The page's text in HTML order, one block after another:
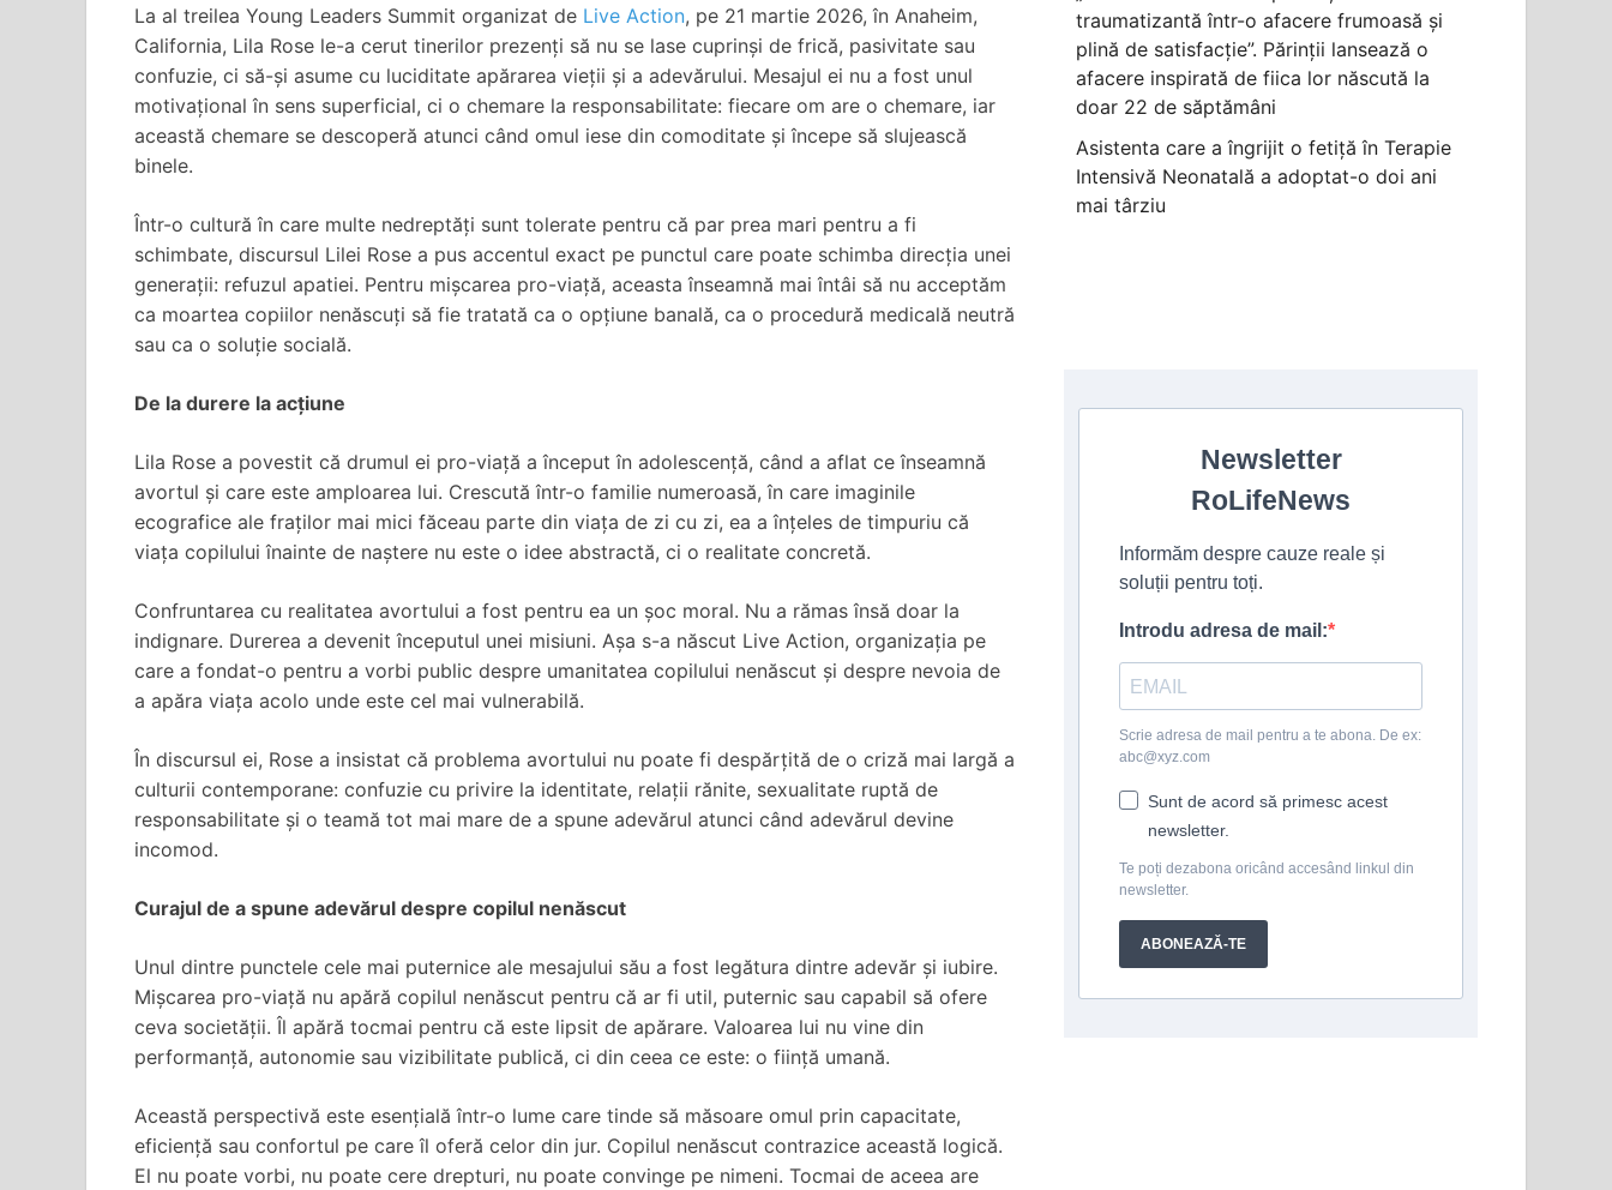
La al treilea Young Leaders Summit organizat de Live Action, pe 21 martie 2026, în Anaheim,
California, Lila Rose le-a cerut tinerilor prezenți să nu se lase cuprinși de frică, pasivitate sau
confuzie, ci să-și asume cu luciditate apărarea vieții și a adevărului. Mesajul ei nu a fost unul
motivațional în sens superficial, ci o chemare la responsabilitate: fiecare om are o chemare, iar
această chemare se descoperă atunci când omul iese din comoditate și începe să slujească
binele.
Într-o cultură în care multe nedreptăți sunt tolerate pentru că par prea mari pentru a fi
schimbate, discursul Lilei Rose a pus accentul exact pe punctul care poate schimba direcția unei
generații: refuzul apatiei. Pentru mișcarea pro-viață, aceasta înseamnă mai întâi să nu acceptăm
ca moartea copiilor nenăscuți să fie tratată ca o opțiune banală, ca o procedură medicală neutră
sau ca o soluție socială.
De la durere la acțiune
Lila Rose a povestit că drumul ei pro-viață a început în adolescență, când a aflat ce înseamnă
avortul și care este amploarea lui. Crescută într-o familie numeroasă, în care imaginile
ecografice ale fraților mai mici făceau parte din viața de zi cu zi, ea a înțeles de timpuriu că
viața copilului înainte de naștere nu este o idee abstractă, ci o realitate concretă.
Confruntarea cu realitatea avortului a fost pentru ea un șoc moral. Nu a rămas însă doar la
indignare. Durerea a devenit începutul unei misiuni. Așa s-a născut Live Action, organizația pe
care a fondat-o pentru a vorbi public despre umanitatea copilului nenăscut și despre nevoia de
a apăra viața acolo unde este cel mai vulnerabilă.
În discursul ei, Rose a insistat că problema avortului nu poate fi despărțită de o criză mai largă a
culturii contemporane: confuzie cu privire la identitate, relații rănite, sexualitate ruptă de
responsabilitate și o teamă tot mai mare de a spune adevărul atunci când adevărul devine
incomod.
Curajul de a spune adevărul despre copilul nenăscut
Unul dintre punctele cele mai puternice ale mesajului său a fost legătura dintre adevăr și iubire.
Mișcarea pro-viață nu apără copilul nenăscut pentru că ar fi util, puternic sau capabil să ofere
ceva societății. Îl apără tocmai pentru că este lipsit de apărare. Valoarea lui nu vine din
performanță, autonomie sau vizibilitate publică, ci din ceea ce este: o ființă umană.
Această perspectivă este esențială într-o lume care tinde să măsoare omul prin capacitate,
eficiență sau confortul pe care îl oferă celor din jur. Copilul nenăscut contrazice această logică.
El nu poate vorbi, nu poate cere drepturi, nu poate convinge pe nimeni. Tocmai de aceea are
traumatizantă într-o afacere frumoasă și
plină de satisfacție”. Părinții lansează o
afacere inspirată de fiica lor născută la
doar 22 de săptămâni
Asistenta care a îngrijit o fetiță în Terapie
Intensivă Neonatală a adoptat-o doi ani
mai târziu
Newsletter
RoLifeNews
Informăm despre cauze reale și
soluții pentru toți.
Introdu adresa de mail:
Scrie adresa de mail pentru a te abona. De ex:
abc@xyz.com
Sunt de acord să primesc acest
newsletter.
Te poți dezabona oricând accesând linkul din
newsletter.
ABONEAZĂ-TE